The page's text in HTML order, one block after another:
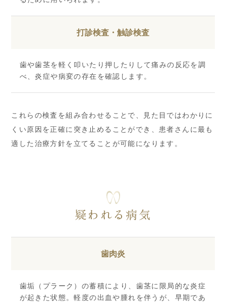
打診検査・触診検査
歯や歯茎を軽く叩いたり押したりして痛みの反応を調
べ、炎症や病変の存在を確認します。
これらの検査を組み合わせることで、見た目ではわかりに
くい原因を正確に突き止めることができ、患者さんに最も
適した治療方針を立てることが可能になります。
疑われる病気
歯肉炎
歯垢（プラーク）の蓄積により、歯茎に限局的な炎症
が起きた状態。軽度の出血や腫れを伴うが、早期であ